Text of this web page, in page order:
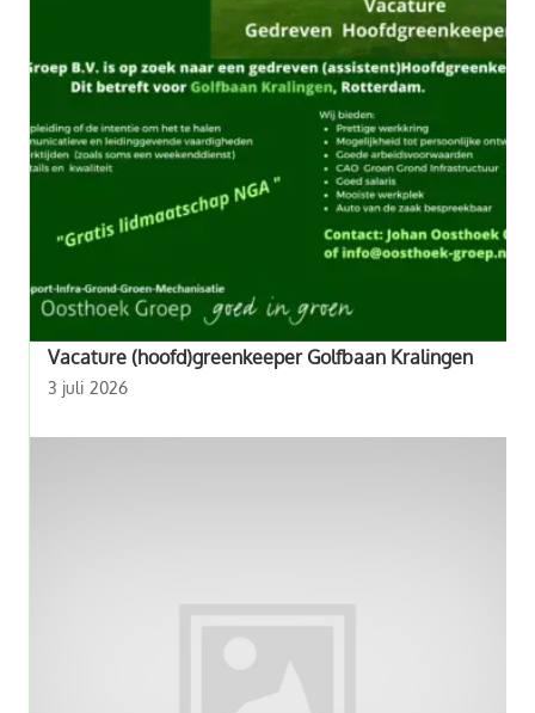
Vacature (hoofd)greenkeeper Golfbaan Kralingen
3 juli 2026